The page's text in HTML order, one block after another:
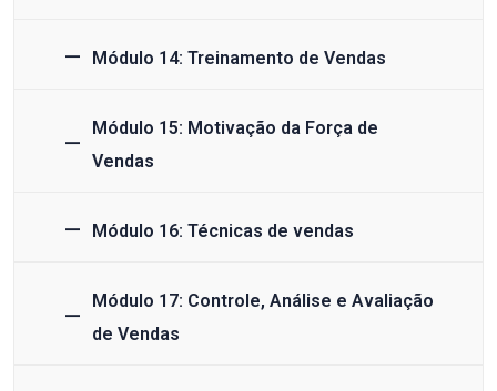
Módulo 14: Treinamento de Vendas
Módulo 15: Motivação da Força de
Vendas
Módulo 16: Técnicas de vendas
Módulo 17: Controle, Análise e Avaliação
de Vendas